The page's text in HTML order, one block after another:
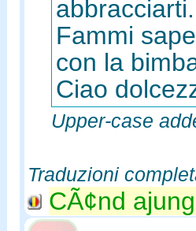
abbracciarti.
Fammi
con la
Ciao
Upper-case
Traduzioni
CÃ¢nd